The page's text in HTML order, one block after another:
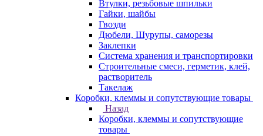
Втулки, резьбовые шпильки
Гайки, шайбы
Гвозди
Дюбели, Шурупы, саморезы
Заклепки
Система хранения и транспортировки
Строительные смеси, герметик, клей,
растворитель
Такелаж
Коробки, клеммы и сопутствующие товары
Назад
Коробки, клеммы и сопутствующие
товары